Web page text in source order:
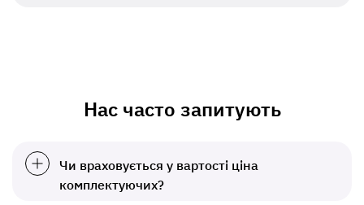
Нас часто запитують
Чи враховується у вартості ціна
комплектуючих?